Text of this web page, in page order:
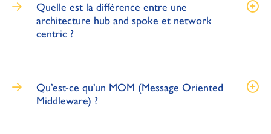
Quelle est la différence entre une
architecture hub and spoke et network
centric ?
Qu’est-ce qu’un MOM (Message Oriented
Middleware) ?